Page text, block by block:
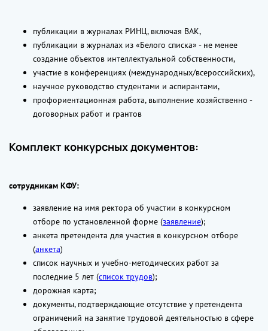
публикации в журналах РИНЦ, включая ВАК,
публикации в журналах из «Белого списка» - не менее
создание объектов интеллектуальной собственности,
участие в конференциях (международных/всероссийских),
научное руководство студентами и аспирантами,
профориентационная работа, выполнение хозяйственно -
договорных работ и грантов
Комплект конкурсных документов:
сотрудникам КФУ:
заявление на имя ректора об участии в конкурсном
отборе по установленной форме (заявление);
анкета претендента для участия в конкурсном отборе
(анкета)
список научных и учебно-методических работ за
последние 5 лет (список трудов);
дорожная карта;
документы, подтверждающие отсутствие у претендента
ограничений на занятие трудовой деятельностью в сфере